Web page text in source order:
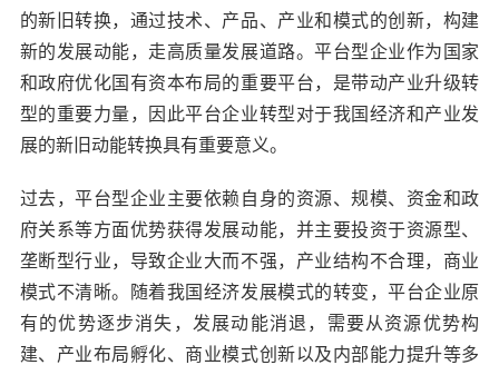
的新旧转换，通过技术、产品、产业和模式的创新，构建
新的发展动能，走高质量发展道路。平台型企业作为国家
和政府优化国有资本布局的重要平台，是带动产业升级转
型的重要力量，因此平台企业转型对于我国经济和产业发
展的新旧动能转换具有重要意义。
过去，平台型企业主要依赖自身的资源、规模、资金和政
府关系等方面优势获得发展动能，并主要投资于资源型、
垄断型行业，导致企业大而不强，产业结构不合理，商业
模式不清晰。随着我国经济发展模式的转变，平台企业原
有的优势逐步消失，发展动能消退，需要从资源优势构
建、产业布局孵化、商业模式创新以及内部能力提升等多